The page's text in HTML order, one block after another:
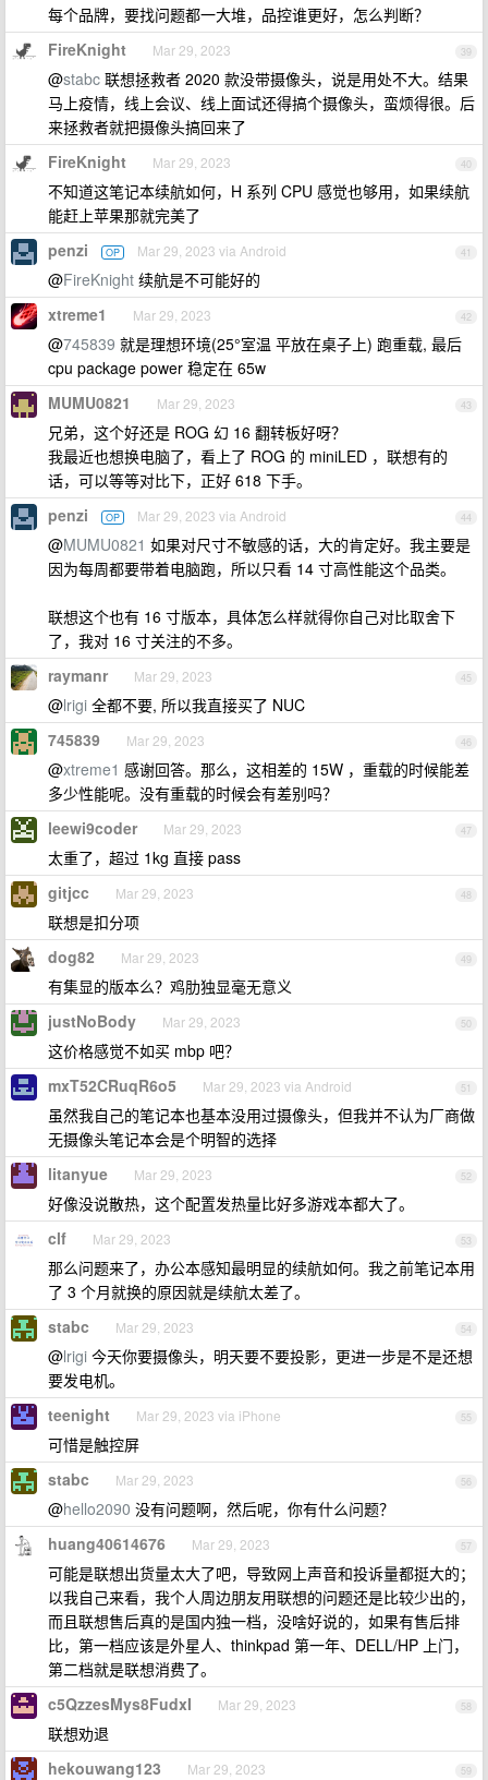
每个品牌，要找问题都一大堆，品控谁更好，怎么判断？
39
FireKnight Mar 29, 2023
@stabc 联想拯救者 2020 款没带摄像头，说是用处不大。结果
马上疫情，线上会议、线上面试还得搞个摄像头，蛮烦得很。后
来拯救者就把摄像头搞回来了
40
FireKnight Mar 29, 2023
不知道这笔记本续航如何，H 系列 CPU 感觉也够用，如果续航
能赶上苹果那就完美了
41
penzi OP Mar 29, 2023 via Android
@FireKnight 续航是不可能好的
42
xtreme1 Mar 29, 2023
@745839 就是理想环境(25°室温 平放在桌子上) 跑重载, 最后
cpu package power 稳定在 65w
43
MUMU0821 Mar 29, 2023
兄弟，这个好还是 ROG 幻 16 翻转板好呀？
我最近也想换电脑了，看上了 ROG 的 miniLED ，联想有的
话，可以等等对比下，正好 618 下手。
44
penzi OP Mar 29, 2023 via Android
@MUMU0821 如果对尺寸不敏感的话，大的肯定好。我主要是
因为每周都要带着电脑跑，所以只看 14 寸高性能这个品类。
联想这个也有 16 寸版本，具体怎么样就得你自己对比取舍下
了，我对 16 寸关注的不多。
45
raymanr Mar 29, 2023
@lrigi 全都不要, 所以我直接买了 NUC
46
745839 Mar 29, 2023
@xtreme1 感谢回答。那么，这相差的 15W ，重载的时候能差
多少性能呢。没有重载的时候会有差别吗？
47
leewi9coder Mar 29, 2023
太重了，超过 1kg 直接 pass
48
gitjcc Mar 29, 2023
联想是扣分项
49
dog82 Mar 29, 2023
有集显的版本么？鸡肋独显毫无意义
50
justNoBody Mar 29, 2023
这价格感觉不如买 mbp 吧？
51
mxT52CRuqR6o5 Mar 29, 2023 via Android
虽然我自己的笔记本也基本没用过摄像头，但我并不认为厂商做
无摄像头笔记本会是个明智的选择
52
litanyue Mar 29, 2023
好像没说散热，这个配置发热量比好多游戏本都大了。
53
clf Mar 29, 2023
那么问题来了，办公本感知最明显的续航如何。我之前笔记本用
了 3 个月就换的原因就是续航太差了。
54
stabc Mar 29, 2023
@lrigi 今天你要摄像头，明天要不要投影，更进一步是不是还想
要发电机。
55
teenight Mar 29, 2023 via iPhone
可惜是触控屏
56
stabc Mar 29, 2023
@hello2090 没有问题啊，然后呢，你有什么问题？
57
huang40614676 Mar 29, 2023
可能是联想出货量太大了吧，导致网上声音和投诉量都挺大的；
以我自己来看，我个人周边朋友用联想的问题还是比较少出的，
而且联想售后真的是国内独一档，没啥好说的，如果有售后排
比，第一档应该是外星人、thinkpad 第一年、DELL/HP 上门，
第二档就是联想消费了。
58
c5QzzesMys8FudxI Mar 29, 2023
联想劝退
59
hekouwang123 Mar 29, 2023